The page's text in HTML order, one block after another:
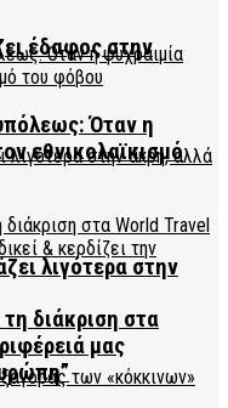
έδαφος στην
λιγότερα στην
Όταν η
εθνικολαϊκισμό
διάκριση στα
μας